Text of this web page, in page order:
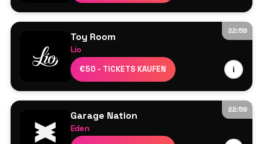
22:59
Toy Room
Lío
€50 - TICKETS KAUFEN i
Umile
Jon Rocca
22:59
Garage Nation
Eden